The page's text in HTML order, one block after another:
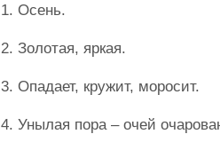
1. Осень.
2. Золотая, яркая.
3. Опадает, кружит, моросит.
4. Унылая пора – очей